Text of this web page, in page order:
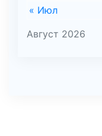
Август 2026
« Июл